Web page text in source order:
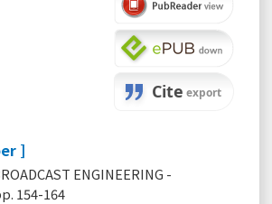
]
ENGINEERING -
154-164